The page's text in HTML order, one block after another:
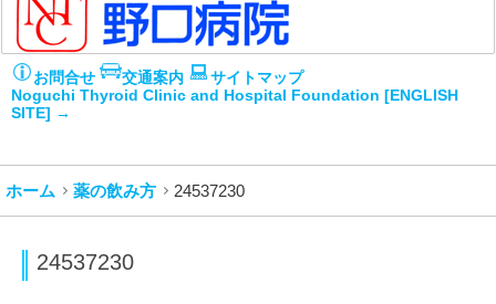
お問合せ 交通案内
サイトマップ
Noguchi Thyroid Clinic and Hospital Foundation [ENGLISH
SITE] →
ホーム 薬の飲み方 24537230
24537230